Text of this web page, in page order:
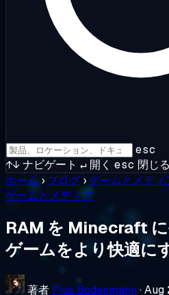
esc
↑↓ ナビゲート ↵ 開く esc 閉じる
ホーム › ブログ ›ゲームとメディ
ゲームとメディア
RAM を Minecraft
ゲームをより快適に
著者 Pius Bodenmann ·Aug